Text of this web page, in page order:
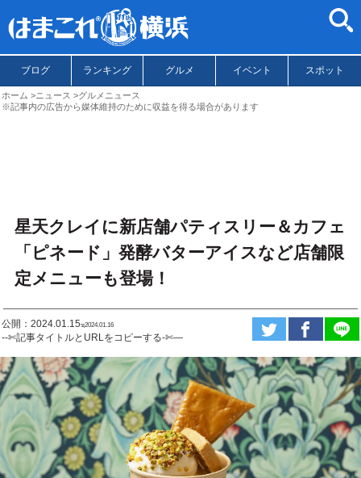
ブログ ランキング グルメ イベント スポット
ホーム ニュース
グルメニュース
※記事内の広告から媒体維持のために収益を得る場合があります
星天クレイに新店舗パティスリー＆カフェ
「ピネード」発酵バターアイスなど店舗限
定メニューも登場！
公開：2024.01.15ಇ2024.01.16
--✄記事タイトルとURLをコピーする-✄—